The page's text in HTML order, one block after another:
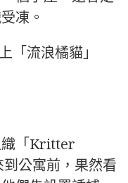
凍。
織「Kritter
公寓前，果然看